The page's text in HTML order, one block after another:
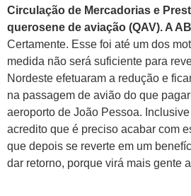
Circulação de Mercadorias e
querosene de aviação (QAV). A
Certamente. Esse foi até um dos
medida não será suficiente para
Nordeste efetuaram a redução e
na passagem de avião do que
aeroporto de João Pessoa.
acredito que é preciso acabar com
que depois se reverte em um
dar retorno, porque virá mais gente